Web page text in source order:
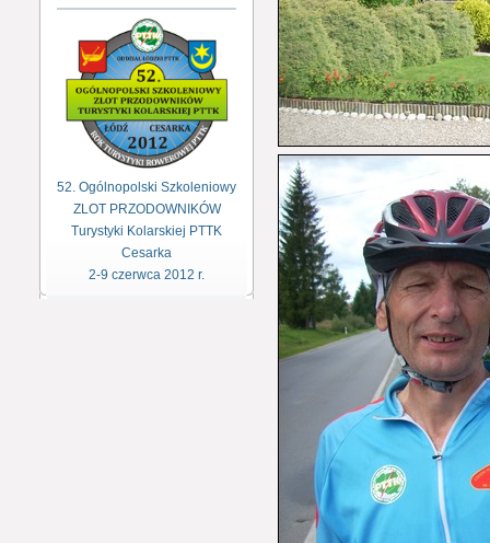
52. Ogólnopolski Szkoleniowy
ZLOT PRZODOWNIKÓW
Turystyki Kolarskiej PTTK
Cesarka
2-9 czerwca 2012 r.